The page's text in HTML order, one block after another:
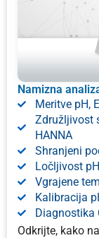
Namizna
Meritve pH,
Združljivost
HANNA
Shranjeni
Ločljivost
Vgrajene
Kalibracija
Diagnostika
Odkrijte, kako